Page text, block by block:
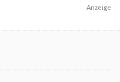
Anzeige